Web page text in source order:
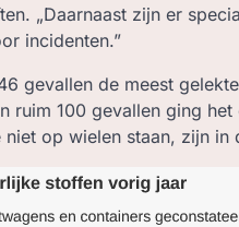
„Daarnaast zijn er
incidenten.”
gevallen de meest
100 gevallen ging
op wielen staan, zijn